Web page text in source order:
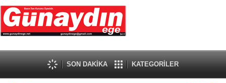
SON DAKİKA KATEGORİLER